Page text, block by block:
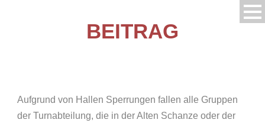
BEITRAG
Aufgrund von Hallen Sperrungen fallen alle Gruppen
der Turnabteilung, die in der Alten Schanze oder der